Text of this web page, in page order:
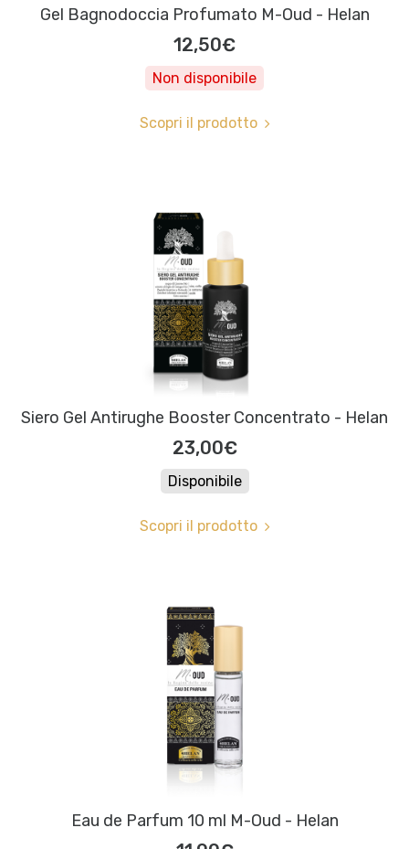
Gel Bagnodoccia Profumato M-Oud - Helan
12,50€
Non disponibile
Scopri il prodotto
Siero Gel Antirughe Booster Concentrato - Helan
23,00€
Disponibile
Scopri il prodotto
Eau de Parfum 10 ml M-Oud - Helan